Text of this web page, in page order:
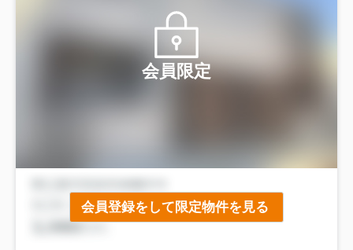
会員限定
会員登録をして限定物件を見る